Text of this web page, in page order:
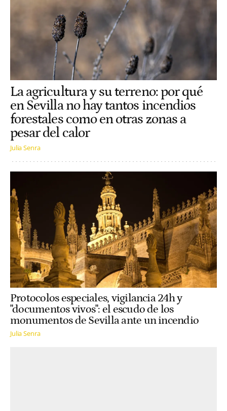
La agricultura y su terreno: por qué
en Sevilla no hay tantos incendios
forestales como en otras zonas a
pesar del calor
Julia Senra
Protocolos especiales, vigilancia 24h y
"documentos vivos": el escudo de los
monumentos de Sevilla ante un incendio
Julia Senra